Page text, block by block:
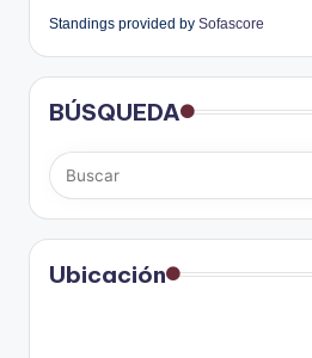
Standings provided by Sofascore
BÚSQUEDA
Ubicación